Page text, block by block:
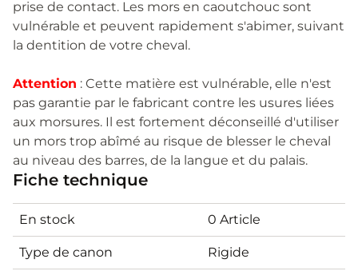
prise de contact. Les mors en caoutchouc sont
vulnérable et peuvent rapidement s'abimer, suivant
la dentition de votre cheval.
Attention : Cette matière est vulnérable, elle n'est
pas garantie par le fabricant contre les usures liées
aux morsures. Il est fortement déconseillé d'utiliser
un mors trop abîmé au risque de blesser le cheval
au niveau des barres, de la langue et du palais.
Fiche technique
En stock 0 Article
Type de canon Rigide